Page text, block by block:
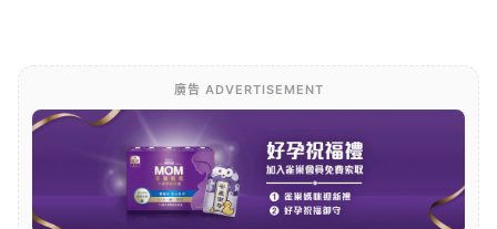
廣告 ADVERTISEMENT